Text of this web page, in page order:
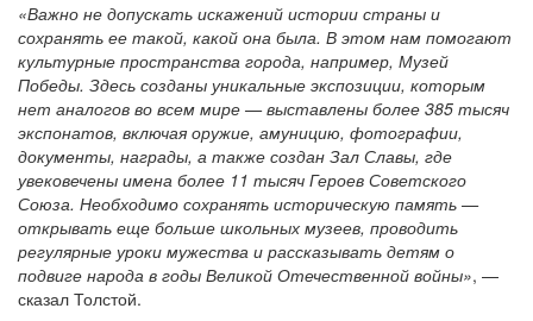
«Важно не допускать искажений истории страны и
сохранять ее такой, какой она была. В этом нам помогают
культурные пространства города, например, Музей
Победы. Здесь созданы уникальные экспозиции, которым
нет аналогов во всем мире — выставлены более 385 тысяч
экспонатов, включая оружие, амуницию, фотографии,
документы, награды, а также создан Зал Славы, где
увековечены имена более 11 тысяч Героев Советского
Союза. Необходимо сохранять историческую память —
открывать еще больше школьных музеев, проводить
регулярные уроки мужества и рассказывать детям о
подвиге народа в годы Великой Отечественной войны», —
сказал Толстой.